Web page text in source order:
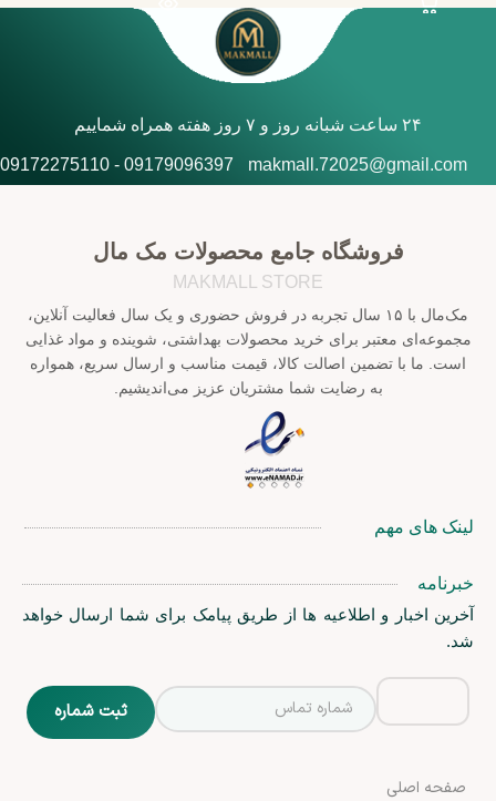
۲۴ ساعت شبانه روز و ۷ روز هفته همراه شماییم
makmall.72025@gmail.com
09179096397 - 09172275110
فروشگاه جامع محصولات مک مال
MAKMALL STORE
مک‌مال با ۱۵ سال تجربه در فروش حضوری و یک سال فعالیت آنلاین،
مجموعه‌ای معتبر برای خرید محصولات بهداشتی، شوینده و مواد غذایی
است. ما با تضمین اصالت کالا، قیمت مناسب و ارسال سریع، همواره
به رضایت شما مشتریان عزیز می‌اندیشیم.
لینک های مهم
خبرنامه
آخرین اخبار و اطلاعیه ها از طریق پیامک برای شما ارسال خواهد
شد.
صفحه اصلی